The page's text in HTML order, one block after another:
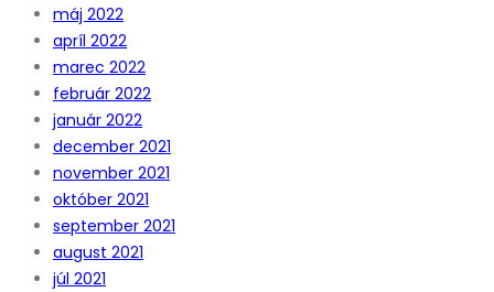
máj 2022
apríl 2022
marec 2022
február 2022
január 2022
december 2021
november 2021
október 2021
september 2021
august 2021
júl 2021